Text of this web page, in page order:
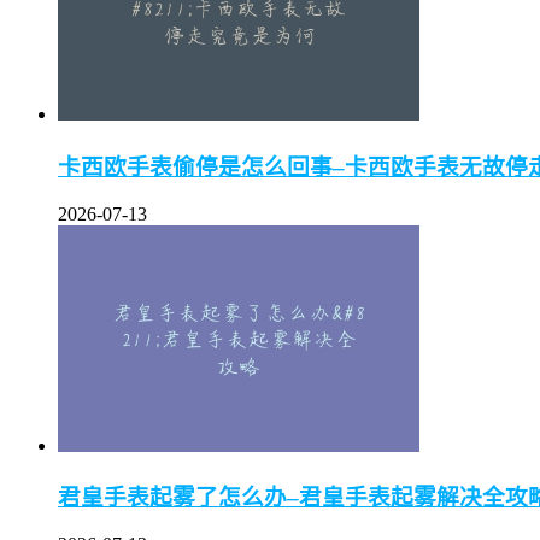
卡西欧手表偷停是怎么回事–卡西欧手表无故停
2026-07-13
君皇手表起雾了怎么办–君皇手表起雾解决全攻